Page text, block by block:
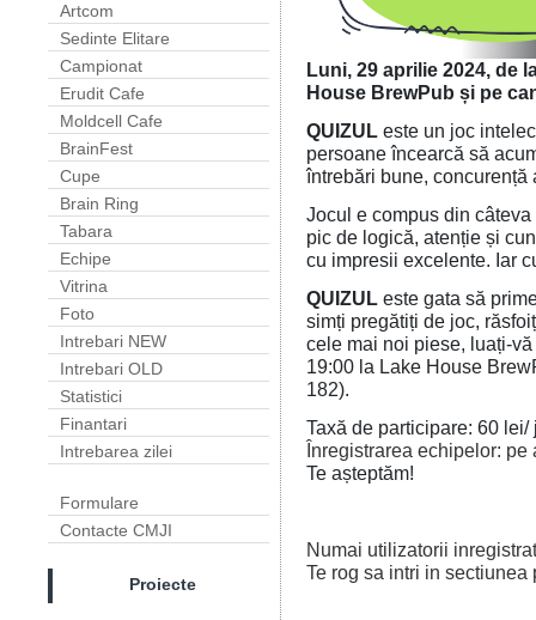
Artcom
Sedinte Elitare
Campionat
Erudit Cafe
Moldcell Cafe
BrainFest
Cupe
Brain Ring
Tabara
Echipe
Vitrina
Foto
Intrebari NEW
Intrebari OLD
Statistici
Finantari
Intrebarea zilei
Formulare
Contacte CMJI
Proiecte
Luni, 29 aprilie 2024, de
House BrewPub și pe
QUIZUL este un joc
persoane încearcă să
întrebări bune,
Jocul e compus din
pic de logică, atenție și
cu impresii excelente. Iar
QUIZUL este gata să
simți pregătiți de joc,
cele mai noi piese, luați-
19:00 la Lake House
182).
Taxă de participare: 60 lei/
Înregistrarea echipelor: pe
Te așteptăm!
Numai utilizatorii
Te rog sa intri in sectiunea